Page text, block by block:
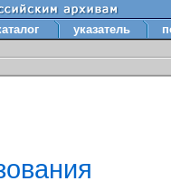
указатель